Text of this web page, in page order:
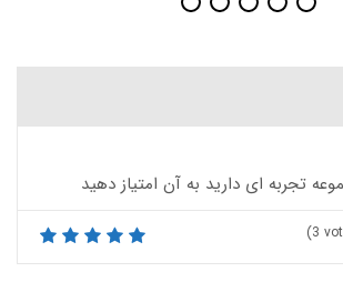
تجربه ای دارید به آن امتیاز دهید
(3